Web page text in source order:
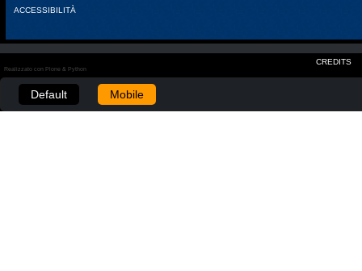
ACCESSIBILITÀ
CREDITS
Realizzato con Plone & Python
Default Mobile